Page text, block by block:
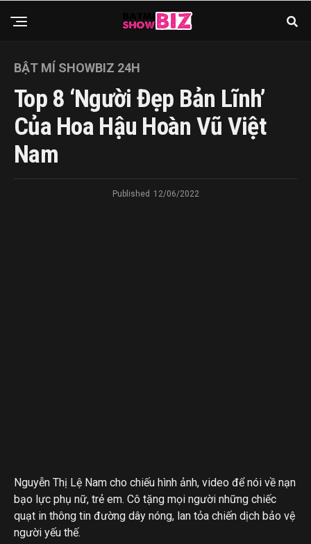
BẬT MÍ SHOWBIZ 24H
Top 8 ‘Người Đẹp Bản Lĩnh’
Của Hoa Hậu Hoàn Vũ Việt
Nam
Published 12/06/2022
Nguyễn Thị Lệ Nam cho chiếu hình ảnh, video để nói về nạn
bạo lực phụ nữ, trẻ em. Cô tặng mọi người những chiếc
quạt in thông tin đường dây nóng, lan tỏa chiến dịch bảo vệ
người yếu thế.